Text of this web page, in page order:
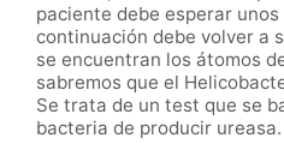
paciente debe esperar
continuación debe volver a
se encuentran los átomos
sabremos que el
Se trata de un test que se
bacteria de producir ureasa.